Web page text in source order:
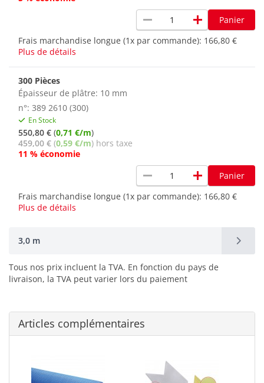
remove add
Panier
Frais marchandise longue (1x par commande): 166,80 €
Plus de détails
300 Pièces
Épaisseur de plâtre: 10 mm
n°: 389 2610 (300)
En Stock
550,80 € (0,71 €/m)
459,00 € (0,59 €/m) hors taxe
11 % économie
remove add
Panier
Frais marchandise longue (1x par commande): 166,80 €
Plus de détails
3,0 m
Tous nos prix incluent la TVA. En fonction du pays de
livraison, la TVA peut varier lors du paiement
Articles complémentaires